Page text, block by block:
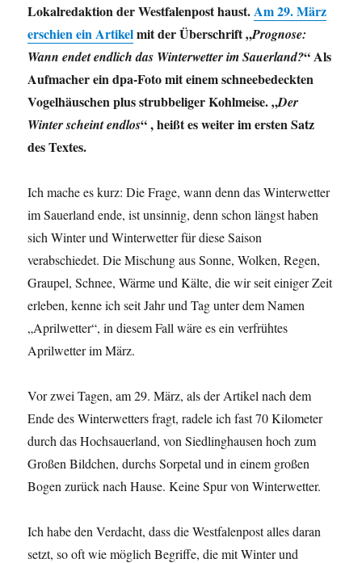
Lokalredaktion der Westfalenpost haust.Am 29. März
erschien ein Artikelmit der Überschrift „Prognose:
Wann endet endlich das Winterwetter im Sauerland?“ Als
Aufmacher ein dpa-Foto mit einem schneebedeckten
Vogelhäuschen plus strubbeliger Kohlmeise. „Der
Winter scheint endlos“ , heißt es weiter im ersten Satz
des Textes.
Ich mache es kurz: Die Frage, wann denn das Winterwetter
im Sauerland ende, ist unsinnig, denn schon längst haben
sich Winter und Winterwetter für diese Saison
verabschiedet. Die Mischung aus Sonne, Wolken, Regen,
Graupel, Schnee, Wärme und Kälte, die wir seit einiger Zeit
erleben, kenne ich seit Jahr und Tag unter dem Namen
„Aprilwetter“, in diesem Fall wäre es ein verfrühtes
Aprilwetter im März.
Vor zwei Tagen, am 29. März, als der Artikel nach dem
Ende des Winterwetters fragt, radele ich fast 70 Kilometer
durch das Hochsauerland, von Siedlinghausen hoch zum
Großen Bildchen, durchs Sorpetal und in einem großen
Bogen zurück nach Hause. Keine Spur von Winterwetter.
Ich habe den Verdacht, dass die Westfalenpost alles daran
setzt, so oft wie möglich Begriffe, die mit Winter und